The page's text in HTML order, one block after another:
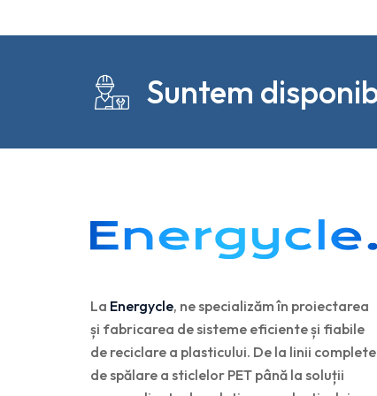
Suntem
La Energycle, ne specializăm în proiectarea
și fabricarea de sisteme eficiente și fiabile
de reciclare a plasticului. De la linii complete
de spălare a sticlelor PET până la soluții